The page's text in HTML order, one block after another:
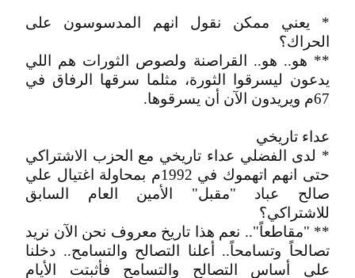
* يعني ممكن نقول انهم المدسوسون على
الحراك؟
** هو.. هو.. القراصنة ولصوص الثورات هم اللي
يدعون ليسرقوا الثورة، مثلما سرقها الرفاق في
67م ويريدون الآن أن يسرقوها.
عداء تاريخي
* لدى الفضلي عداء تاريخي مع الحزب الاشتراكي
حتى انهم اتهموك في 1992م بمحاولة اغتيال علي
صالح عباد "مقبل" الأمين العام السابق
للاشتراكي؟
** "مقاطعاً".. نعم هذا تاريخ معروف نحن الآن نريد
تصالحاً وتسامحاً.. أعلنا التصالح والتسامح.. دخلنا
على أساس التصالح والتسامح فأثبتت الأيام